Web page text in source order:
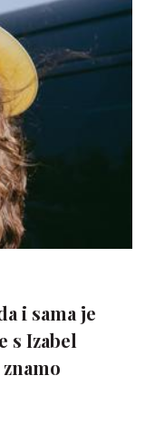
i sama je
s Izabel